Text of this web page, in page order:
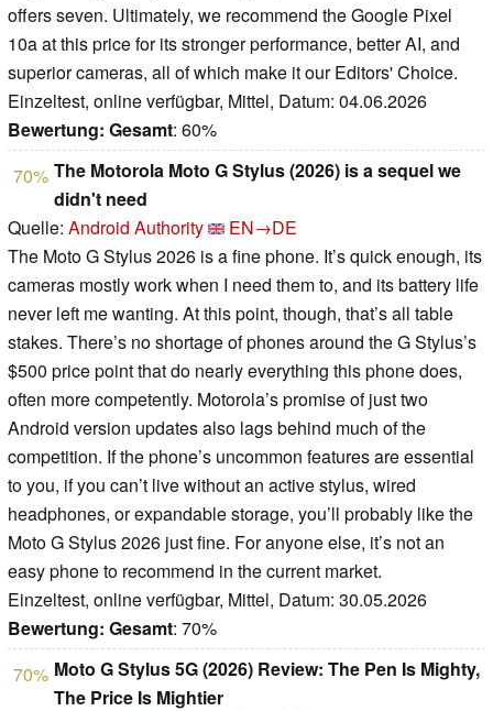
offers seven. Ultimately, we recommend the Google Pixel
10a at this price for its stronger performance, better AI, and
superior cameras, all of which make it our Editors' Choice.
Einzeltest, online verfügbar, Mittel, Datum: 04.06.2026
Bewertung: Gesamt: 60%
70% The Motorola Moto G Stylus (2026) is a sequel we
didn't need
Quelle: Android Authority
EN→DE
The Moto G Stylus 2026 is a fine phone. It’s quick enough, its
cameras mostly work when I need them to, and its battery life
never left me wanting. At this point, though, that’s all table
stakes. There’s no shortage of phones around the G Stylus’s
$500 price point that do nearly everything this phone does,
often more competently. Motorola’s promise of just two
Android version updates also lags behind much of the
competition. If the phone’s uncommon features are essential
to you, if you can’t live without an active stylus, wired
headphones, or expandable storage, you’ll probably like the
Moto G Stylus 2026 just fine. For anyone else, it’s not an
easy phone to recommend in the current market.
Einzeltest, online verfügbar, Mittel, Datum: 30.05.2026
Bewertung: Gesamt: 70%
70% Moto G Stylus 5G (2026) Review: The Pen Is Mighty,
The Price Is Mightier